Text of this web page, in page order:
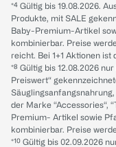
*⁴ Gültig bis 19.08.2026.
Produkte, mit SALE
Baby-Premium-Artikel
kombinierbar. Preise
reicht. Bei 1+1 Aktionen
*⁸ Gültig bis 12.08.2026
Preiswert“
der Marke “Accessories“,
Premium- Artikel sowie
kombinierbar. Preise
*¹⁰ Gültig bis 02.09.2026